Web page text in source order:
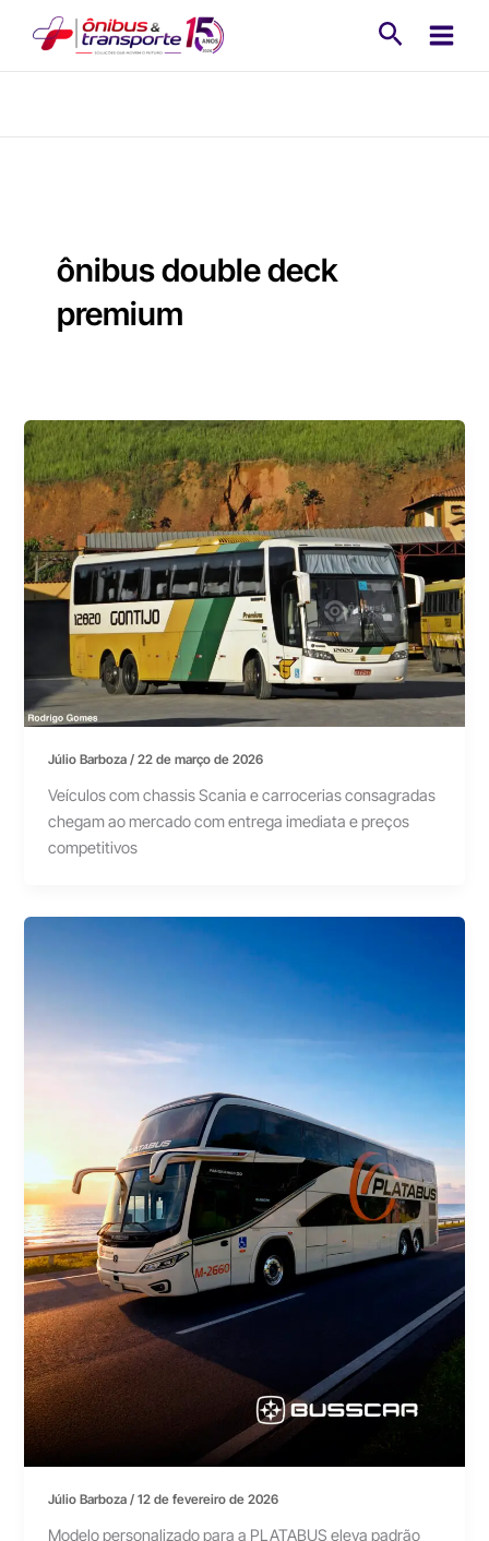
ônibus double deck
premium
Júlio Barboza/22 de março de 2026
Veículos com chassis Scania e carrocerias consagradas
chegam ao mercado com entrega imediata e preços
competitivos
Júlio Barboza/12 de fevereiro de 2026
Modelo personalizado para a PLATABUS eleva padrão